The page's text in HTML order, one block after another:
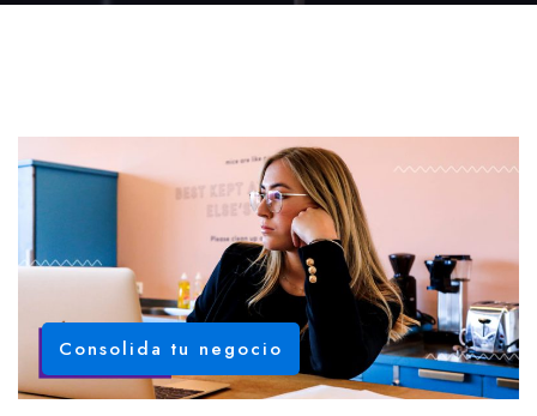
Consolida tu negocio